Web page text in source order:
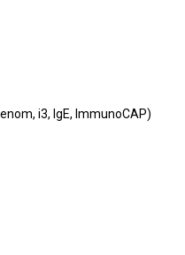
i3, IgE, ImmunoCAP)